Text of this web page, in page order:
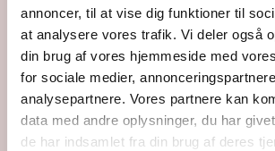
annoncer, til at vise dig funktioner til
at analysere vores trafik. Vi deler også
din brug af vores hjemmeside med
for sociale medier,
analysepartnere. Vores partnere kan
data med andre oplysninger, du har
de har indsamlet fra din brug af deres
Du vil måske også